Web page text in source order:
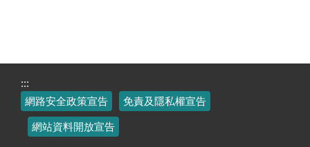
:::
網路安全政策宣告
免責及隱私權宣告
網站資料開放宣告